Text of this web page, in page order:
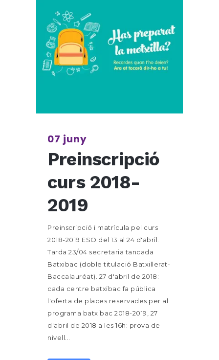
07 juny
Preinscripció
curs 2018-
2019
Preinscripció i matrícula pel curs
2018-2019 ESO del 13 al 24 d'abril.
Tarda 23/04 secretaria tancada
Batxibac (doble titulació Batxillerat-
Baccalauréat). 27 d'abril de 2018:
cada centre batxibac fa pública
l'oferta de places reservades per al
programa batxibac 2018-2019, 27
d'abril de 2018 a les 16h: prova de
nivell...